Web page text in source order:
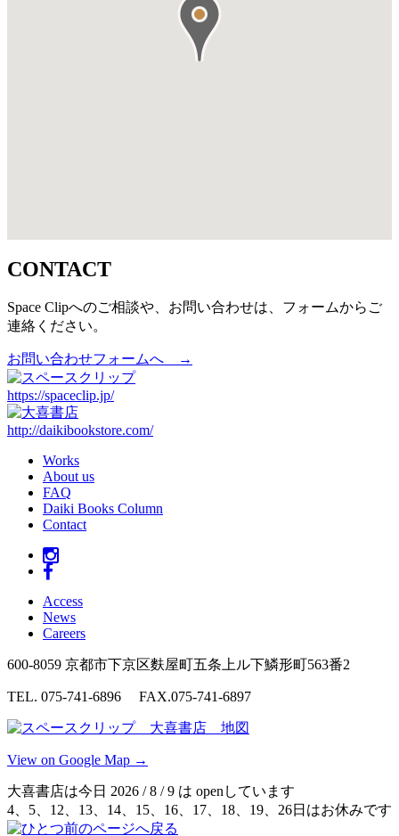
CONTACT
Space Clipへのご相談や、お問い合わせは、フォームからご
連絡ください。
お問い合わせフォームへ →
https://spaceclip.jp/
http://daikibookstore.com/
Works
About us
FAQ
Daiki Books Column
Contact
Access
News
Careers
600-8059 京都市下京区麩屋町五条上ル下鱗形町563番2
TEL. 075-741-6896 FAX.075-741-6897
View on Google Map →
大喜書店は今日 2026 / 8 / 9 は openしています
4、5、12、13、14、15、16、17、18、19、26日はお休みです